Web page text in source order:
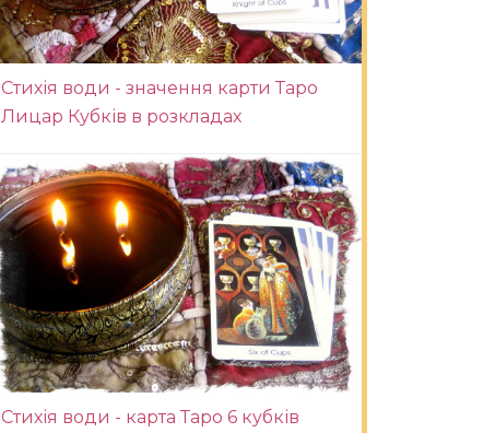
Стихія води - значення карти Таро
Лицар Кубків в розкладах
Стихія води - карта Таро 6 кубків